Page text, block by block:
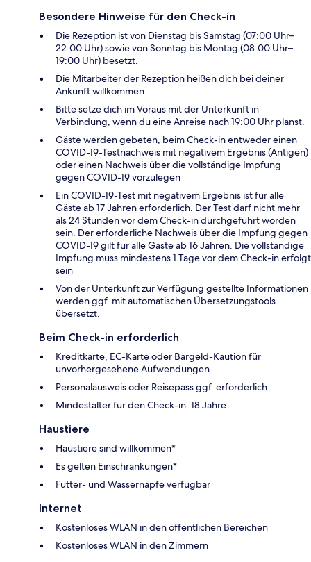
Besondere Hinweise für den Check-in
Die Rezeption ist von Dienstag bis Samstag (07:00 Uhr–
22:00 Uhr) sowie von Sonntag bis Montag (08:00 Uhr–
19:00 Uhr) besetzt.
Die Mitarbeiter der Rezeption heißen dich bei deiner
Ankunft willkommen.
Bitte setze dich im Voraus mit der Unterkunft in
Verbindung, wenn du eine Anreise nach 19:00 Uhr planst.
Gäste werden gebeten, beim Check-in entweder einen
COVID-19-Testnachweis mit negativem Ergebnis (Antigen)
oder einen Nachweis über die vollständige Impfung
gegen COVID-19 vorzulegen
Ein COVID-19-Test mit negativem Ergebnis ist für alle
Gäste ab 17 Jahren erforderlich. Der Test darf nicht mehr
als 24 Stunden vor dem Check-in durchgeführt worden
sein. Der erforderliche Nachweis über die Impfung gegen
COVID-19 gilt für alle Gäste ab 16 Jahren. Die vollständige
Impfung muss mindestens 1 Tage vor dem Check-in erfolgt
sein
Von der Unterkunft zur Verfügung gestellte Informationen
werden ggf. mit automatischen Übersetzungstools
übersetzt.
Beim Check-in erforderlich
Kreditkarte, EC-Karte oder Bargeld-Kaution für
unvorhergesehene Aufwendungen
Personalausweis oder Reisepass ggf. erforderlich
Mindestalter für den Check-in: 18 Jahre
Haustiere
Haustiere sind willkommen*
Es gelten Einschränkungen*
Futter- und Wassernäpfe verfügbar
Internet
Kostenloses WLAN in den öffentlichen Bereichen
Kostenloses WLAN in den Zimmern